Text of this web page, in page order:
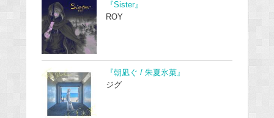
『Sister』
ROY
『朝凪ぐ / 朱夏氷菓』
ジグ